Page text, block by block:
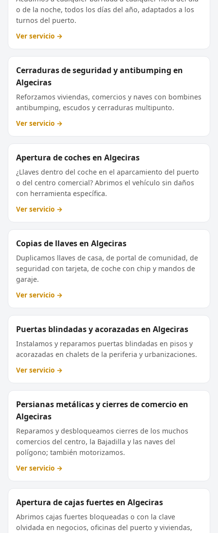
o de la noche, todos los días del año, adaptados a los
turnos del puerto.
Ver servicio →
Cerraduras de seguridad y antibumping en
Algeciras
Reforzamos viviendas, comercios y naves con bombines
antibumping, escudos y cerraduras multipunto.
Ver servicio →
Apertura de coches en Algeciras
¿Llaves dentro del coche en el aparcamiento del puerto
o del centro comercial? Abrimos el vehículo sin daños
con herramienta específica.
Ver servicio →
Copias de llaves en Algeciras
Duplicamos llaves de casa, de portal de comunidad, de
seguridad con tarjeta, de coche con chip y mandos de
garaje.
Ver servicio →
Puertas blindadas y acorazadas en Algeciras
Instalamos y reparamos puertas blindadas en pisos y
acorazadas en chalets de la periferia y urbanizaciones.
Ver servicio →
Persianas metálicas y cierres de comercio en
Algeciras
Reparamos y desbloqueamos cierres de los muchos
comercios del centro, la Bajadilla y las naves del
polígono; también motorizamos.
Ver servicio →
Apertura de cajas fuertes en Algeciras
Abrimos cajas fuertes bloqueadas o con la clave
olvidada en negocios, oficinas del puerto y viviendas,